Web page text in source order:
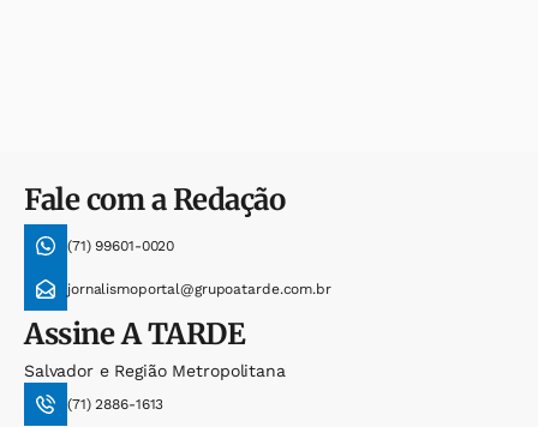
Fale com a Redação
(71) 99601-0020
jornalismoportal@grupoatarde.com.br
AssineA TARDE
Salvador e Região Metropolitana
(71) 2886-1613